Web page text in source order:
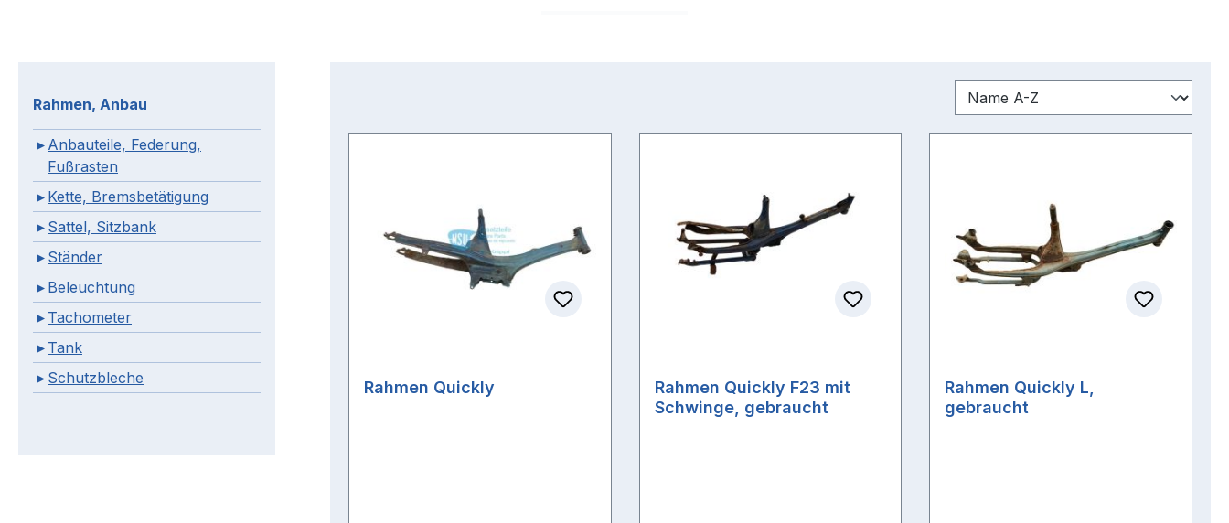
Rahmen, Anbau
Anbauteile, Federung,
Fußrasten
Kette, Bremsbetätigung
Sattel, Sitzbank
Ständer
Beleuchtung
Tachometer
Tank
Schutzbleche
Rahmen Quickly
Rahmen Quickly F23 mit
Schwinge, gebraucht
Rahmen Quickly L,
gebraucht